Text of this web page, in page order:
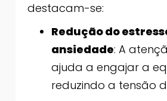
destacam-se:
Redução do
ansiedade: A
ajuda a engajar a
reduzindo a tensão